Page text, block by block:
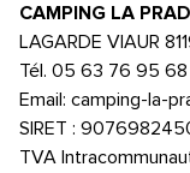
CAMPING LA
LAGARDE VIAUR
Tél. 05 63 76 95 68
Email: camping-la-
SIRET :
TVA